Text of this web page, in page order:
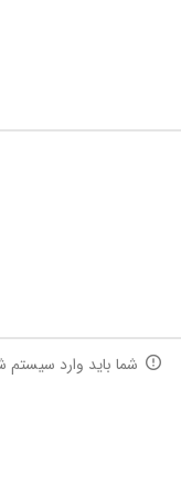
شما باید وارد سیستم